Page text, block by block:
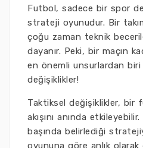
Futbol, sadece bir spor
strateji oyunudur. Bir
çoğu zaman teknik
dayanır. Peki, bir maçın
en önemli unsurlardan
değişiklikler!
Taktiksel değişiklikler, bir
akışını anında
başında belirlediği
oyununa göre anlık